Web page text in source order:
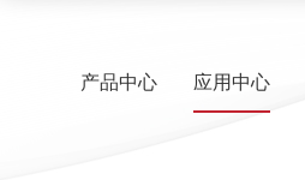
产品中心 应用中心